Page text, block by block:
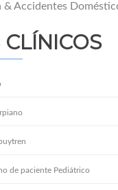
& Accidentes
CLÍNICOS
de paciente Pediátrico